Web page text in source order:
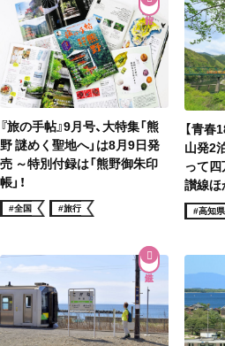
『旅の手帖』9月号、大特集「熊
野 謎めく聖地へ」は8月9日発
売 ～特別付録は「熊野御朱印
帳」！
#全国 #旅行
【青春
山発2
って四
讃線ほ
#高知県